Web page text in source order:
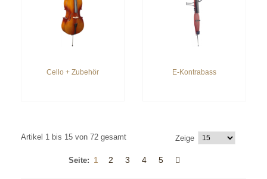
Cello + Zubehör E-Kontrabass
Artikel 1 bis 15 von 72 gesamt Zeige
Seite: 1 2 3 4 5